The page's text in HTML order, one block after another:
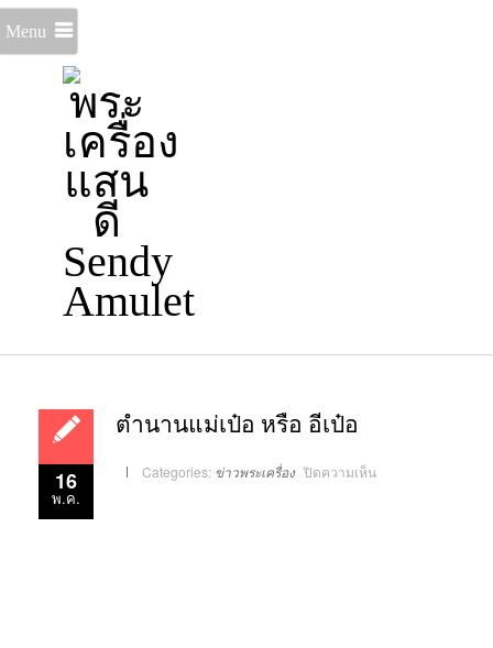
Menu
16
พ.ค.
ตำนานแม่เป๋อ หรือ อีเป๋อ
Categories: ข่าวพระเครื่อง ปิดความเห็นบน
ตำนาน